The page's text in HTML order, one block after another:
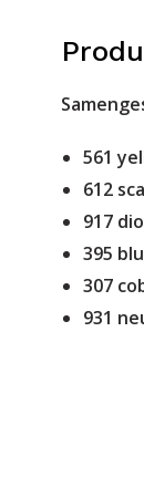
561
612
917
395
307
931